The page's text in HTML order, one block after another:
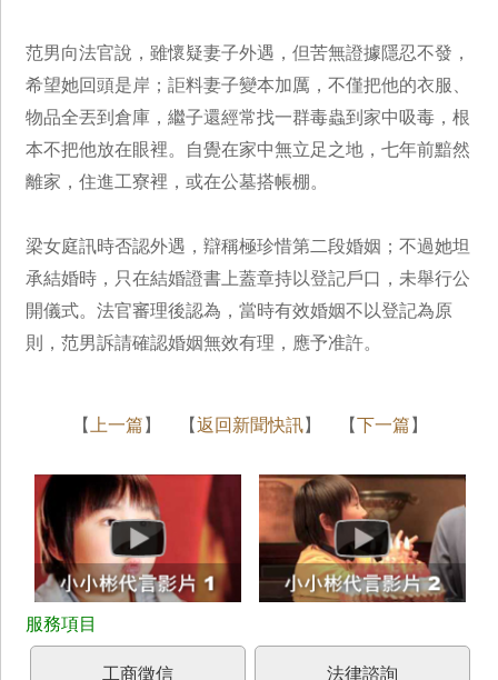
范男向法官說，雖懷疑妻子外遇，但苦無證據隱忍不發，
希望她回頭是岸；詎料妻子變本加厲，不僅把他的衣服、
物品全丟到倉庫，繼子還經常找一群毒蟲到家中吸毒，根
本不把他放在眼裡。自覺在家中無立足之地，七年前黯然
離家，住進工寮裡，或在公墓搭帳棚。
梁女庭訊時否認外遇，辯稱極珍惜第二段婚姻；不過她坦
承結婚時，只在結婚證書上蓋章持以登記戶口，未舉行公
開儀式。法官審理後認為，當時有效婚姻不以登記為原
則，范男訴請確認婚姻無效有理，應予准許。
【 上一篇 】 【返回新聞快訊】 【下一篇 】
工商徵信 法律諮詢